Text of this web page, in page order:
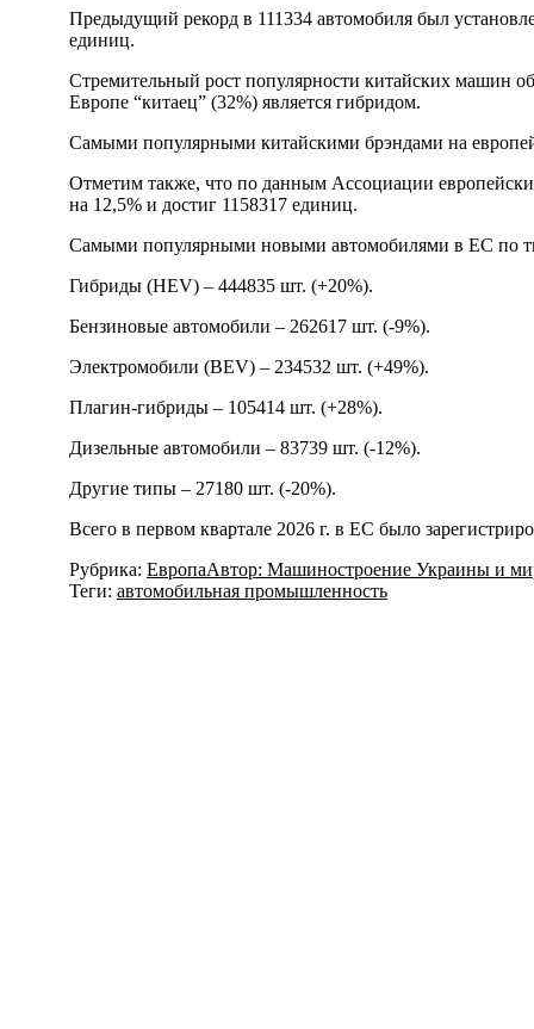
Предыдущий рекорд в 111334 автомобиля был
единиц.
Стремительный рост популярности китайских машин
Европе “китаец” (32%) является гибридом.
Самыми популярными китайскими брэндами на
Отметим также, что по данным Ассоциации
на 12,5% и достиг 1158317 единиц.
Самыми популярными новыми автомобилями в ЕС по
Гибриды (HEV) – 444835 шт. (+20%).
Бензиновые автомобили – 262617 шт. (-9%).
Электромобили (BEV) – 234532 шт. (+49%).
Плагин-гибриды – 105414 шт. (+28%).
Дизельные автомобили – 83739 шт. (-12%).
Другие типы – 27180 шт. (-20%).
Всего в первом квартале 2026 г. в ЕС было
Рубрика: ЕвропаАвтор: Машиностроение Украины и
Теги: автомобильная промышленность